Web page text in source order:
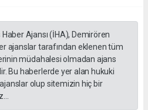
Ajansı (İHA), Demirören
ajanslar tarafından eklenen tüm
müdahalesi olmadan ajans
Bu haberlerde yer alan hukuki
olup sitemizin hiç bir